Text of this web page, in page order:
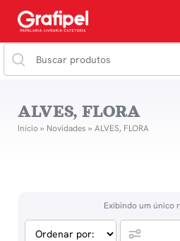
ALVES, FLORA
Início» Novidades » ALVES, FLORA
Exibindo um único